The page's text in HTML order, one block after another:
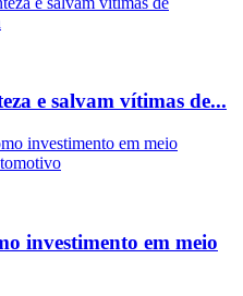
e salvam vítimas de...
investimento em meio